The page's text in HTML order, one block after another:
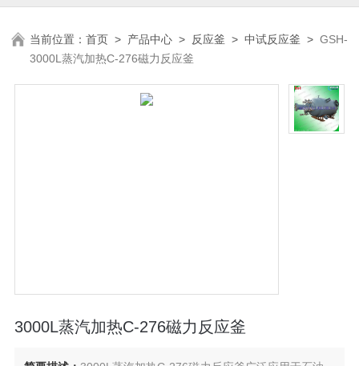
当前位置：首页 > 产品中心 > 反应釜 >中试反应釜 >GSH-
3000L蒸汽加热C-276磁力反应釜
3000L蒸汽加热C-276磁力反应釜